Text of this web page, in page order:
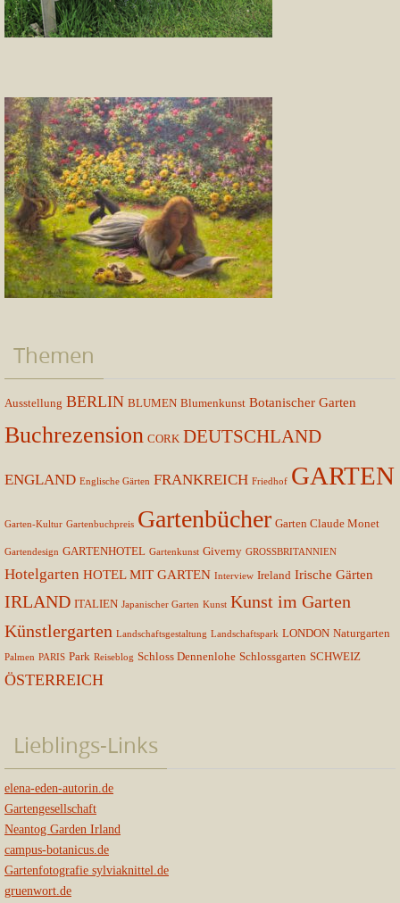
Themen
Ausstellung BERLIN BLUMEN Blumenkunst Botanischer Garten
Buchrezension CORK DEUTSCHLAND
ENGLAND Englische Gärten FRANKREICH Friedhof GARTEN
Garten-Kultur Gartenbuchpreis Gartenbücher Garten Claude Monet
Gartendesign GARTENHOTEL Gartenkunst Giverny GROSSBRITANNIEN
Hotelgarten HOTEL MIT GARTEN Interview Ireland Irische Gärten
IRLAND ITALIEN Japanischer Garten Kunst Kunst im Garten
Künstlergarten Landschaftsgestaltung Landschaftspark LONDON Naturgarten
Palmen PARIS Park Reiseblog Schloss Dennenlohe Schlossgarten SCHWEIZ
ÖSTERREICH
Lieblings-Links
elena-eden-autorin.de
Gartengesellschaft
Neantog Garden Irland
campus-botanicus.de
Gartenfotografie sylviaknittel.de
gruenwort.de